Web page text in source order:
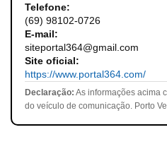
Telefone:
(69) 98102-0726
E-mail:
siteportal364@gmail.com
Site oficial:
https://www.portal364.com/
Declaração: As informações acima
do veículo de comunicação. Porto